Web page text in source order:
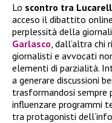
Lo scontro tra
acceso il dibattito
perplessità della
Garlasco , dall’altra
giornalisti e avvocati
elementi di parzialità.
a generare discussioni
trasformandosi sempre
influenzare programmi
tra protagonisti